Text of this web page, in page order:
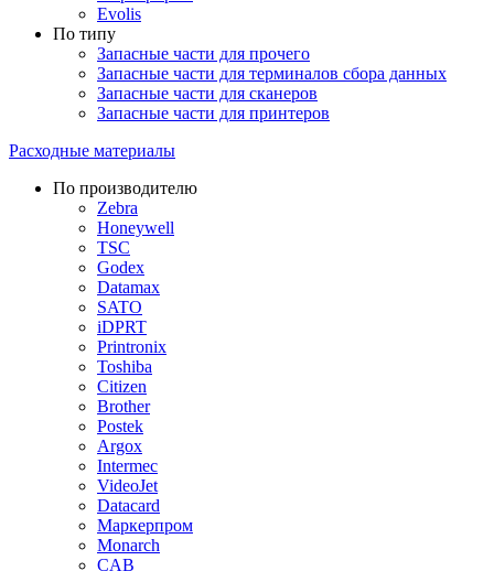
Evolis
По типу
Запасные части для прочего
Запасные части для терминалов сбора данных
Запасные части для сканеров
Запасные части для принтеров
Расходные материалы
По производителю
Zebra
Honeywell
TSC
Godex
Datamax
SATO
iDPRT
Printronix
Toshiba
Citizen
Brother
Postek
Argox
Intermec
VideoJet
Datacard
Маркерпром
Monarch
CAB